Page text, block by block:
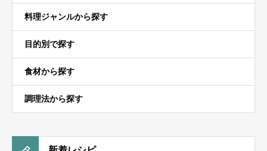
料理ジャンルから探す
目的別で探す
食材から探す
調理法から探す